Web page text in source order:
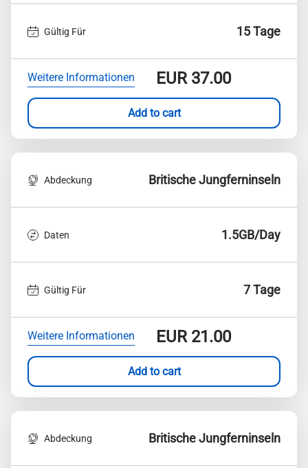
Gültig Für 15 Tage
Weitere Informationen EUR37.00
Add to cart
Abdeckung Britische Jungferninseln
Daten 1.5GB/Day
Gültig Für 7 Tage
Weitere Informationen EUR21.00
Add to cart
Abdeckung Britische Jungferninseln